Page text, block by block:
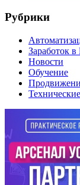
Рубрики
Заработок
Новости
Обучение